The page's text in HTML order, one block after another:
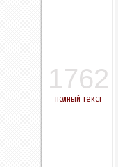
1762
полный текст